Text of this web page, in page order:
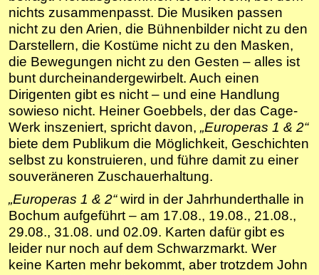
nichts zusammenpasst. Die Musiken passen
nicht zu den Arien, die Bühnenbilder nicht zu den
Darstellern, die Kostüme nicht zu den Masken,
die Bewegungen nicht zu den Gesten – alles ist
bunt durcheinandergewirbelt. Auch einen
Dirigenten gibt es nicht – und eine Handlung
sowieso nicht. Heiner Goebbels, der das Cage-
Werk inszeniert, spricht davon, „Europeras 1 & 2“
biete dem Publikum die Möglichkeit, Geschichten
selbst zu konstruieren, und führe damit zu einer
souveräneren Zuschauerhaltung.
„Europeras 1 & 2“wird in der Jahrhunderthalle in
Bochum aufgeführt – am 17.08., 19.08., 21.08.,
29.08., 31.08. und 02.09. Karten dafür gibt es
leider nur noch auf dem Schwarzmarkt. Wer
keine Karten mehr bekommt, aber trotzdem John